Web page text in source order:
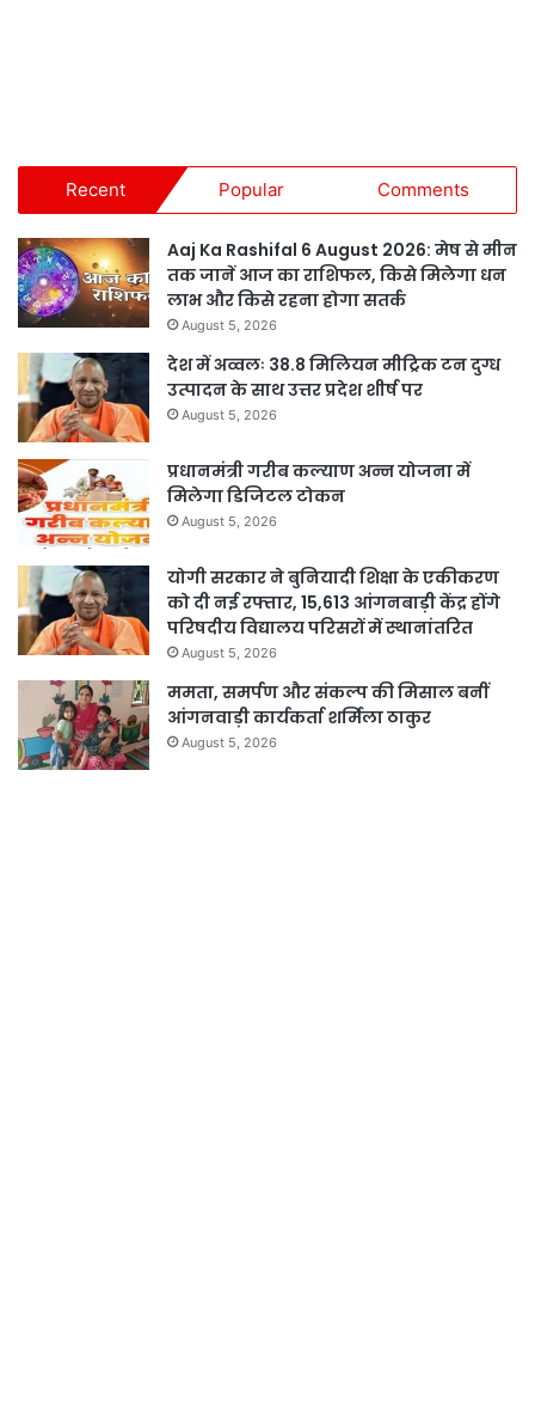
Recent Popular Comments
Aaj Ka Rashifal 6 August 2026: मेष से मीन
तक जानें आज का राशिफल, किसे मिलेगा धन
लाभ और किसे रहना होगा सतर्क
August 5, 2026
देश में अव्वलः 38.8 मिलियन मीट्रिक टन दुग्ध
उत्पादन के साथ उत्तर प्रदेश शीर्ष पर
August 5, 2026
प्रधानमंत्री गरीब कल्याण अन्न योजना में
मिलेगा डिजिटल टोकन
August 5, 2026
योगी सरकार ने बुनियादी शिक्षा के एकीकरण
को दी नई रफ्तार, 15,613 आंगनबाड़ी केंद्र होंगे
परिषदीय विद्यालय परिसरों में स्थानांतरित
August 5, 2026
ममता, समर्पण और संकल्प की मिसाल बनीं
आंगनवाड़ी कार्यकर्ता शर्मिला ठाकुर
August 5, 2026